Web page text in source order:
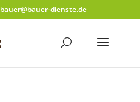
bauer@bauer-dienste.de